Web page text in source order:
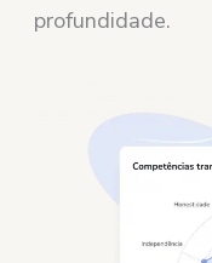
profundidade.